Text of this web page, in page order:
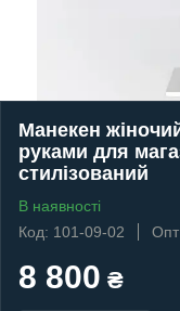
Манекен
руками для
стилізований
В наявності
Код: 101-09-02
Опт
8 800 ₴